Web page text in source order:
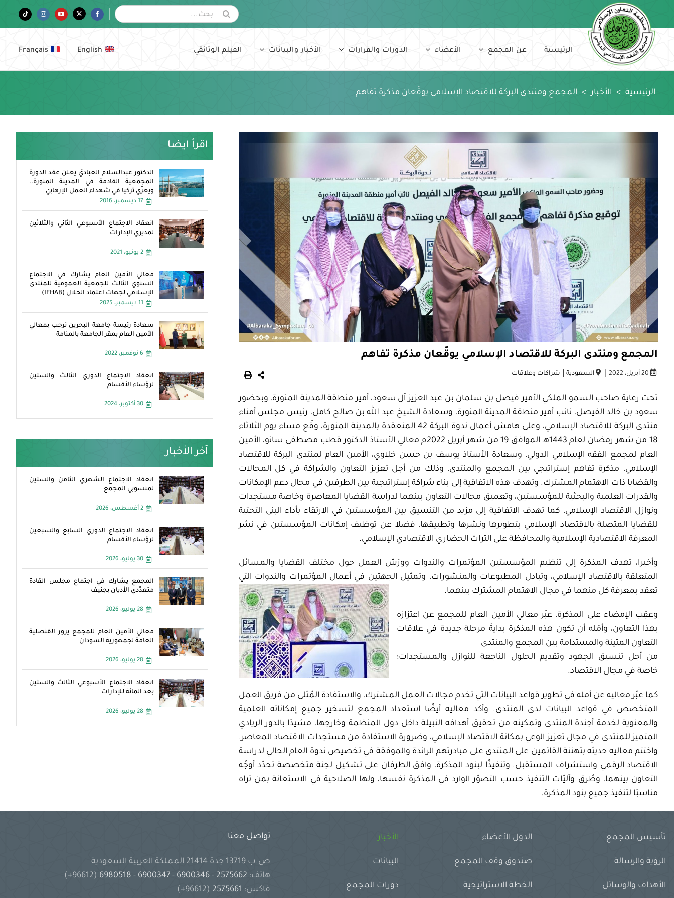
content
البحث
عن:
Facebook
Twitter
YouTube
Instagram
Tiktok
الرئيسية عن المجمع الأعضاء الدورات والقرارات الأخبار والبيانات الفيلم الوثائقي English
Français
الرئيسية > الأخبار > المجمع ومنتدى البركة للاقتصاد الإسلامي يوقّعان مذكرة تفاهم
المجمع ومنتدى البركة للاقتصاد الإسلامي يوقّعان مذكرة تفاهم
20 أبريل، 2022 | السعودية| شراكات وعلاقات
تحت رعاية صاحب السمو الملكي الأمير فيصل بن سلمان بن عبد العزيز آل سعود، أمير منطقة المدينة المنورة، وبحضور
سعود بن خالد الفيصل، نائب أمير منطقة المدينة المنورة، وسعادة الشيخ عبد الله بن صالح كامل، رئيس مجلس أمناء
منتدى البركة للاقتصاد الإسلامي، وعلى هامش أعمال ندوة البركة 42 المنعقدة بالمدينة المنورة، وقّع مساء يوم الثلاثاء
18 من شهر رمضان لعام 1443هـ الموافق 19 من شهر أبريل 2022م معالي الأستاذ الدكتور قطب مصطفى سانو، الأمين
العام لمجمع الفقه الإسلامي الدولي، وسعادة الأستاذ يوسف بن حسن خلاوي، الأمين العام لمنتدى البركة للاقتصاد
الإسلامي، مذكرة تفاهم إستراتيجي بين المجمع والمنتدى، وذلك من أجل تعزيز التعاون والشراكة في كل المجالات
والقضايا ذات الاهتمام المشترك. وتهدف هذه الاتفاقية إلى بناء شراكة إستراتيجية بين الطرفين في مجال دعم الإمكانات
والقدرات العلمية والبحثية للمؤسستين، وتعميق مجالات التعاون بينهما لدراسة القضايا المعاصرة وخاصة مستجدات
ونوازل الاقتصاد الإسلامي، كما تهدف الاتفاقية إلى مزيد من التنسيق بين المؤسستين في الارتقاء بأداء البنى التحتية
للقضايا المتصلة بالاقتصاد الإسلامي بتطويرها ونشرها وتطبيقها، فضلا عن توظيف إمكانات المؤسستين في نشر
المعرفة الاقتصادية الإسلامية والمحافظة على التراث الحضاري الاقتصادي الإسلامي.
وأخيرا، تهدف المذكرة إلى تنظيم المؤسستين المؤتمرات والندوات وورَش العمل حول مختلف القضايا والمسائل
المتعلقة بالاقتصاد الإسلامي، وتبادل المطبوعات والمنشورات، وتمثيل الجهتين في أعمال المؤتمرات والندوات التي
تعقد بمعرفة كل منهما في مجال الاهتمام المشترك بينهما.
وعقِب الإمضاء على المذكرة، عبّر معالي الأمين العام للمجمع عن اعتزازه
بهذا التعاون، وأمَله أن تكون هذه المذكرة بدايةَ مرحلة جديدة في علاقات
التعاون المتينة والمستدامة بين المجمع والمنتدى
من أجل تنسيق الجهود وتقديم الحلول الناجعة للنوازل والمستجدات؛
خاصة في مجال الاقتصاد.
كما عبّر معاليه عن أمله في تطوير قواعد البيانات التي تخدم مجالات العمل المشترك، والاستفادة المُثلى من فريق العمل
المتخصص في قواعد البيانات لدى المنتدى. وأكد معاليه أيضًا استعداد المجمع لتسخير جميع إمكاناته العلمية
والمعنوية لخدمة أجندة المنتدى وتمكينه من تحقيق أهدافه النبيلة داخل دول المنظمة وخارجها، مشيدًا بالدور الريادي
المتميز للمنتدى في مجال تعزيز الوعي بمكانة الاقتصاد الإسلامي، وضرورة الاستفادة من مستجدات الاقتصاد المعاصر.
واختتم معاليه حديثه بتهنئة القائمين على المنتدى على مبادرتهم الرائدة والموفقة في تخصيص ندوة العام الحالي لدراسة
الاقتصاد الرقمي واستشراف المستقبل. وتنفيذًا لبنود المذكرة، وافق الطرفان على تشكيل لجنة متخصصة تحدّد أوجُه
التعاون بينهما، وطُرق وآليّات التنفيذ حسب التصوّر الوارد في المذكرة نفسها، ولها الصلاحية في الاستعانة بمن تراه
مناسبًا لتنفيذ جميع بنود المذكرة.
اقرأ ايضا
الدكتور عبدالسلام العباديّ يعلن عقد الدورة
المجمعية القادمة في المدينة المنورة..
ويعزّي تركيا في شهداء العمل الإرهابيّ
17 ديسمبر، 2016
انعقاد الاجتماع الأسبوعي الثاني والثلاثين
لمديري الإدارات
2 يونيو، 2021
معالي الأمين العام يشارك في الاجتماع
السنوي الثالث للجمعية العمومية للمنتدى
الإسلامي لجهات اعتماد الحلال (IFHAB)
11 ديسمبر، 2025
سعادة رئيسة جامعة البحرين ترحب بمعالي
الأمين العام بمقر الجامعة بالمنامة
6 نوفمبر، 2022
انعقاد الاجتماع الدوري الثالث والستين
لرؤساء الأقسام
30 أكتوبر، 2024
آخر الأخبار
انعقاد الاجتماع الشهري الثامن والستين
لمنسوبي المجمع
2 أغسطس، 2026
انعقاد الاجتماع الدوري السابع والسبعين
لرؤساء الأقسام
30 يوليو، 2026
المجمع يشارك في اجتماع مجلس القادة
متعدِّدي الأديان بجنيف
28 يوليو، 2026
معالي الأمين العام للمجمع يزور القنصلية
العامة لجمهورية السودان
28 يوليو، 2026
انعقاد الاجتماع الأسبوعي الثالث والستين
بعد المائة للإدارات
28 يوليو، 2026
تأسيس المجمع
الرؤية والرسالة
الأهداف والوسائل
الدول الأعضاء
صندوق وقف المجمع
الخطة الاستراتيجية
الأخبار
البيانات
دورات المجمع
تواصل معنا
ص.ب 13719 جدة 21414 المملكة العربية السعودية
هاتف:
-
6900346
-
6900347
-
(96612+)
فاكس:
(96612+)